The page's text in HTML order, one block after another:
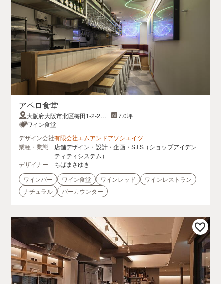
アペロ食堂
大阪府大阪市北区梅田1-2-2大
阪駅前第二ビル
7.0坪
ワイン食堂
デザイン会社有限会社エムアンドアソシエイツ
業種・業態
店舗デザイン・設計・企画・S.I.S（ショップアイデン
ティティシステム）
デザイナー
ちばまさゆき
ワインバー
ワイン食堂 ワインレッド
ワインレストラン
ナチュラル
バーカウンター